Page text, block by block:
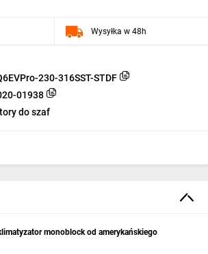
230-316SST-STDF
01938
do szaf
Wysyłka w 48h
monoblock od amerykańskiego